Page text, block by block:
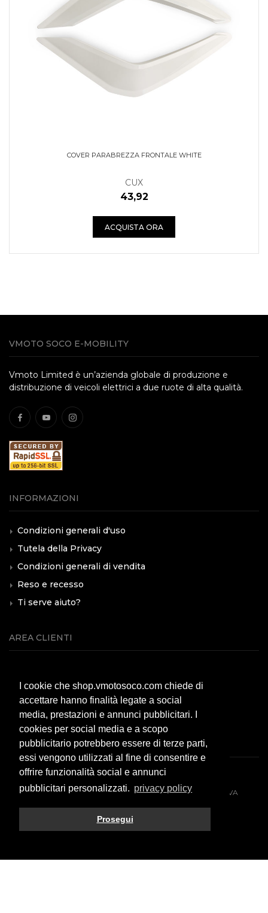
I cookie che shop.vmotosoco.com chiede di
accettare hanno finalità legate a social
media, prestazioni e annunci pubblicitari. I
cookies per social media e a scopo
pubblicitario potrebbero essere di terze parti,
essi vengono utilizzati al fine di consentire e
offrire funzionalità social e annunci
pubblicitari personalizzati. privacy policy
Prosegui
COVER PARABREZZA FRONTALE WHITE
CUX
43,92
ACQUISTA ORA
VMOTO SOCO E-MOBILITY
Vmoto Limited è un’azienda globale di produzione e
distribuzione di veicoli elettrici a due ruote di alta qualità.
INFORMAZIONI
Condizioni generali d'uso
Tutela della Privacy
Condizioni generali di vendita
Reso e recesso
Ti serve aiuto?
AREA CLIENTI
Modalità di pagamento
Spese di spedizione
F.A.Q.
© 2026 All rights reserved. VMOTO SOCO ITALY SRL - P.IVA